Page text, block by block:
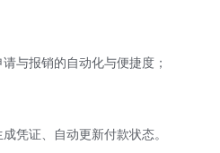
与报销的自动化与便捷度；
凭证、自动更新付款状态。